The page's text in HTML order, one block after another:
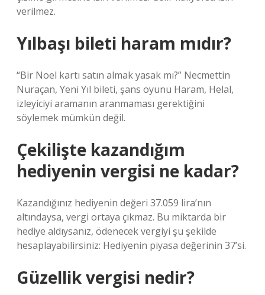
verilmez.
Yılbaşı bileti haram mıdır?
“Bir Noel kartı satın almak yasak mı?” Necmettin
Nuraçan, Yeni Yıl bileti, şans oyunu Haram, Helal,
izleyiciyi aramanın aranmaması gerektiğini
söylemek mümkün değil.
Çekilişte kazandığım
hediyenin vergisi ne kadar?
Kazandığınız hediyenin değeri 37.059 lira’nın
altındaysa, vergi ortaya çıkmaz. Bu miktarda bir
hediye aldıysanız, ödenecek vergiyi şu şekilde
hesaplayabilirsiniz: Hediyenin piyasa değerinin 37’si.
Güzellik vergisi nedir?